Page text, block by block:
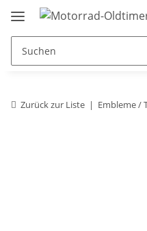
Zurück zur Liste Embleme /